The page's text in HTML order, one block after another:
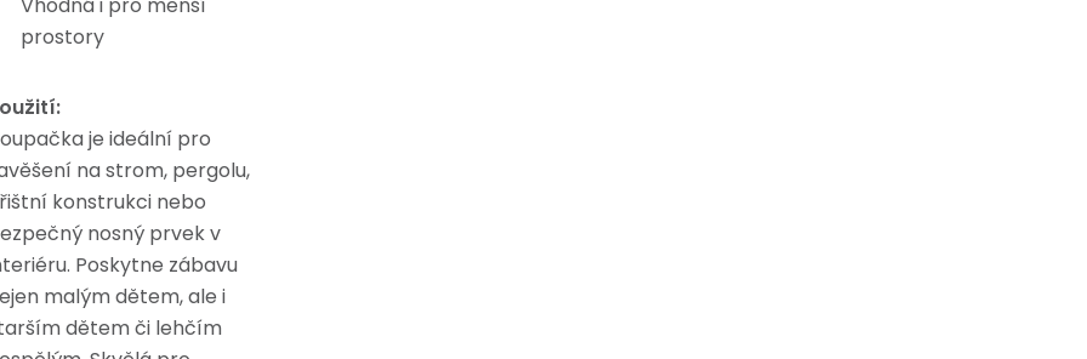
prostory
je ideální pro
na strom, pergolu,
konstrukci nebo
nosný prvek v
Poskytne zábavu
malým dětem, ale i
dětem či lehčím